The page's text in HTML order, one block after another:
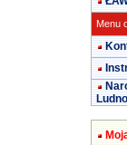
Menu